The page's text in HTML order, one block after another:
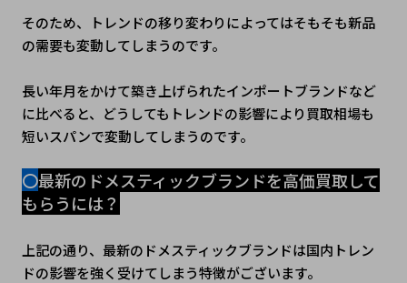
そのため、トレンドの移り変わりによってはそもそも新品
の需要も変動してしまうのです。
長い年月をかけて築き上げられたインポートブランドなど
に比べると、どうしてもトレンドの影響により買取相場も
短いスパンで変動してしまうのです。
〇最新のドメスティックブランドを高価買取して
もらうには？
上記の通り、最新のドメスティックブランドは国内トレン
ドの影響を強く受けてしまう特徴がございます。